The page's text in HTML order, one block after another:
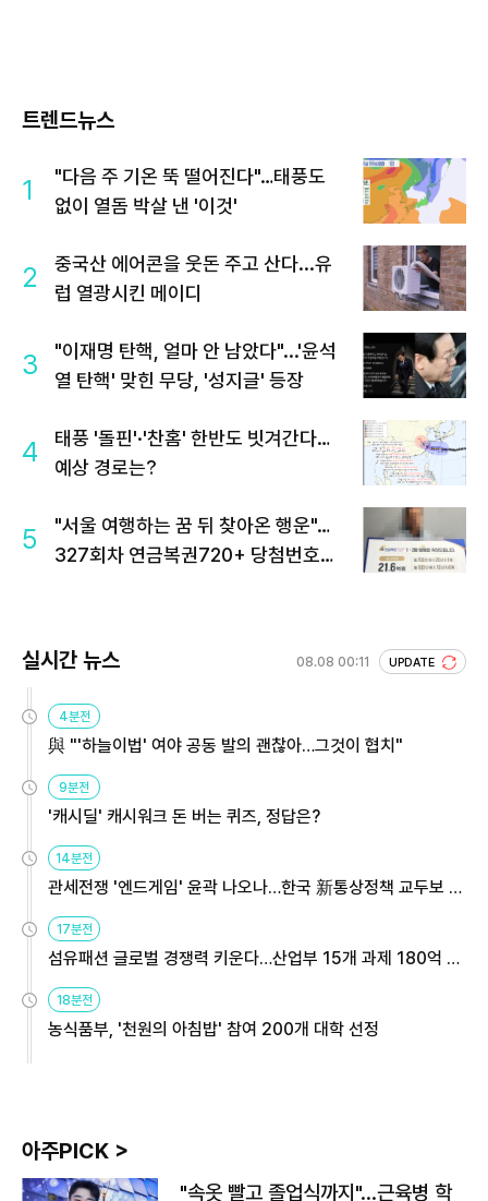
트렌드뉴스
1
"다음 주 기온 뚝 떨어진다"…태풍도
없이 열돔 박살 낸 '이것'
2
중국산 에어콘을 웃돈 주고 산다...유
럽 열광시킨 메이디
3
"이재명 탄핵, 얼마 안 남았다"...'윤석
열 탄핵' 맞힌 무당, '성지글' 등장
4
태풍 '돌핀'·'찬홈' 한반도 빗겨간다…
예상 경로는?
5
"서울 여행하는 꿈 뒤 찾아온 행운"…
327회차 연금복권720+ 당첨번호조
실시간 뉴스 08.08 00:11 UPDATE
4분전
與 "'하늘이법' 여야 공동 발의 괜찮아…그것이 협치"
9분전
'캐시딜' 캐시워크 돈 버는 퀴즈, 정답은?
14분전
관세전쟁 '엔드게임' 윤곽 나오나…한국 新통상정책 교두보 활
17분전
섬유패션 글로벌 경쟁력 키운다…산업부 15개 과제 180억 지
18분전
농식품부, '천원의 아침밥' 참여 200개 대학 선정
아주PICK >
"속옷 빨고 졸업식까지"…근육병 학